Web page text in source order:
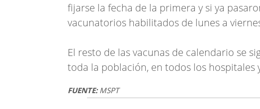
fijarse la fecha de la primera y si ya
vacunatorios habilitados de lunes a
El resto de las vacunas de calendario se
toda la población, en todos los hospitales
FUENTE:MSPT